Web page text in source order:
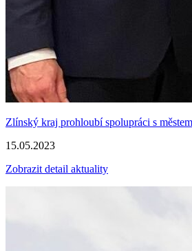
Zlínský kraj prohloubí spolupráci s
15.05.2023
Zobrazit detail aktuality